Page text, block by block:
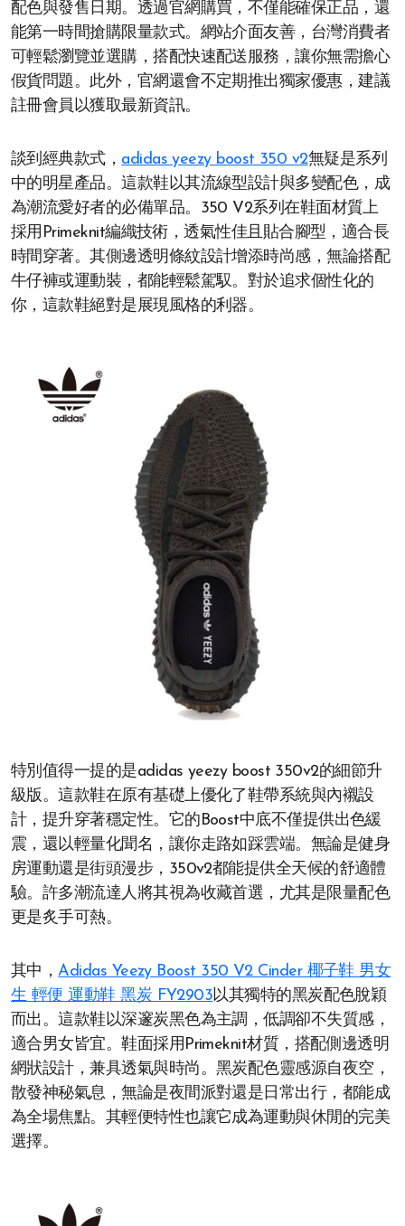
配色與發售日期。透過官網購買，不僅能確保正品，還
能第一時間搶購限量款式。網站介面友善，台灣消費者
可輕鬆瀏覽並選購，搭配快速配送服務，讓你無需擔心
假貨問題。此外，官網還會不定期推出獨家優惠，建議
註冊會員以獲取最新資訊。
談到經典款式， adidas yeezy boost 350 v2無疑是系列
中的明星產品。這款鞋以其流線型設計與多變配色，成
為潮流愛好者的必備單品。350 V2系列在鞋面材質上
採用Primeknit編織技術，透氣性佳且貼合腳型，適合長
時間穿著。其側邊透明條紋設計增添時尚感，無論搭配
牛仔褲或運動裝，都能輕鬆駕馭。對於追求個性化的
你，這款鞋絕對是展現風格的利器。
特別值得一提的是adidas yeezy boost 350v2的細節升
級版。這款鞋在原有基礎上優化了鞋帶系統與內襯設
計，提升穿著穩定性。它的Boost中底不僅提供出色緩
震，還以輕量化聞名，讓你走路如踩雲端。無論是健身
房運動還是街頭漫步，350v2都能提供全天候的舒適體
驗。許多潮流達人將其視為收藏首選，尤其是限量配色
更是炙手可熱。
其中，Adidas Yeezy Boost 350 V2 Cinder 椰子鞋 男女
生 輕便 運動鞋 黑炭 FY2903以其獨特的黑炭配色脫穎
而出。這款鞋以深邃炭黑色為主調，低調卻不失質感，
適合男女皆宜。鞋面採用Primeknit材質，搭配側邊透明
網狀設計，兼具透氣與時尚。黑炭配色靈感源自夜空，
散發神秘氣息，無論是夜間派對還是日常出行，都能成
為全場焦點。其輕便特性也讓它成為運動與休閒的完美
選擇。